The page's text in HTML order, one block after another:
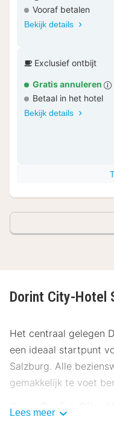
Vooraf betalen
Bekijk details
Exclusief ontbijt
Gratis annuleren
Betaal in het hotel
Bekijk details
Dorint City-Hotel
Het centraal gelegen
een ideaal startpunt
Salzburg. Alle
gemakkelijk te voet
Over Dorint City-
Lees meer